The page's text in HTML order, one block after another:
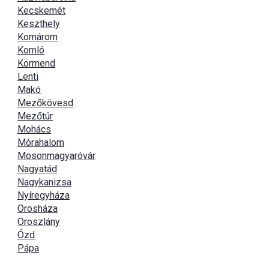
Kecskemét
Keszthely
Komárom
Komló
Körmend
Lenti
Makó
Mezőkövesd
Mezőtúr
Mohács
Mórahalom
Mosonmagyaróvár
Nagyatád
Nagykanizsa
Nyíregyháza
Orosháza
Oroszlány
Ózd
Pápa